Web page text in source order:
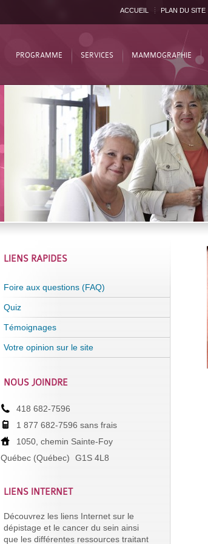
ACCUEIL PLAN DU SITE
PROGRAMME SERVICES MAMMOGRAPHIE
LIENS RAPIDES
Foire aux questions (FAQ)
Quiz
Témoignages
Votre opinion sur le site
NOUS JOINDRE
418 682-7596
1 877 682-7596 sans frais
1050, chemin Sainte-Foy
Québec (Québec)
G1S 4L8
LIENS INTERNET
Découvrez les liens Internet sur le
dépistage et le cancer du sein ainsi
que les différentes ressources traitant